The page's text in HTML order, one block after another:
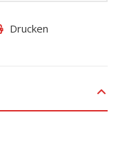
Drucken